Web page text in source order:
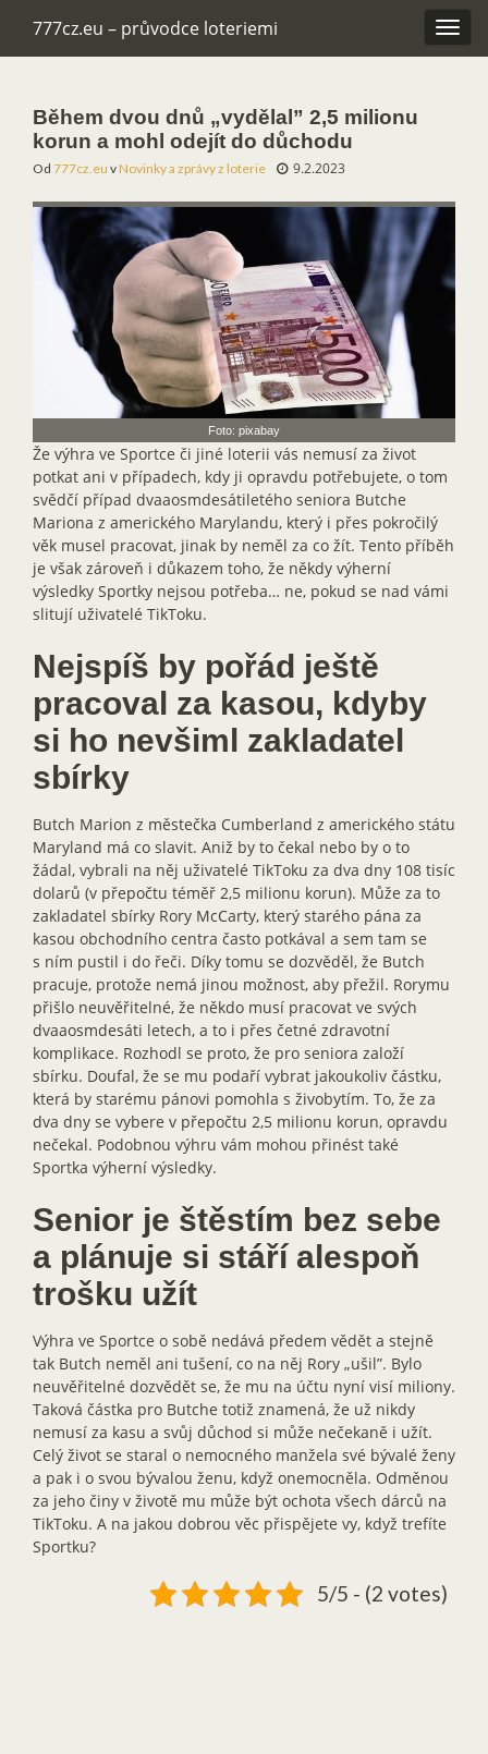
777cz.eu – průvodce loteriemi
Během dvou dnů „vydělal” 2,5 milionu
korun a mohl odejít do důchodu
Od 777cz.eu vNovinky a zprávy z loterie 9.2.2023
Foto: pixabay
Že výhra ve Sportce či jiné loterii vás nemusí za život
potkat ani v případech, kdy ji opravdu potřebujete, o tom
svědčí případ dvaaosmdesátiletého seniora Butche
Mariona z amerického Marylandu, který i přes pokročilý
věk musel pracovat, jinak by neměl za co žít. Tento příběh
je však zároveň i důkazem toho, že někdy výherní
výsledky Sportky nejsou potřeba… ne, pokud se nad vámi
slitují uživatelé TikToku.
Nejspíš by pořád ještě
pracoval za kasou, kdyby
si ho nevšiml zakladatel
sbírky
Butch Marion z městečka Cumberland z amerického státu
Maryland má co slavit. Aniž by to čekal nebo by o to
žádal, vybrali na něj uživatelé TikToku za dva dny 108 tisíc
dolarů (v přepočtu téměř 2,5 milionu korun). Může za to
zakladatel sbírky Rory McCarty, který starého pána za
kasou obchodního centra často potkával a sem tam se
s ním pustil i do řeči. Díky tomu se dozvěděl, že Butch
pracuje, protože nemá jinou možnost, aby přežil. Rorymu
přišlo neuvěřitelné, že někdo musí pracovat ve svých
dvaaosmdesáti letech, a to i přes četné zdravotní
komplikace. Rozhodl se proto, že pro seniora založí
sbírku. Doufal, že se mu podaří vybrat jakoukoliv částku,
která by starému pánovi pomohla s živobytím. To, že za
dva dny se vybere v přepočtu 2,5 milionu korun, opravdu
nečekal. Podobnou výhru vám mohou přinést také
Sportka výherní výsledky.
Senior je štěstím bez sebe
a plánuje si stáří alespoň
trošku užít
Výhra ve Sportce o sobě nedává předem vědět a stejně
tak Butch neměl ani tušení, co na něj Rory „ušil”. Bylo
neuvěřitelné dozvědět se, že mu na účtu nyní visí miliony.
Taková částka pro Butche totiž znamená, že už nikdy
nemusí za kasu a svůj důchod si může nečekaně i užít.
Celý život se staral o nemocného manžela své bývalé ženy
a pak i o svou bývalou ženu, když onemocněla. Odměnou
za jeho činy v životě mu může být ochota všech dárců na
TikToku. A na jakou dobrou věc přispějete vy, když trefíte
Sportku?
5/5 - (2 votes)